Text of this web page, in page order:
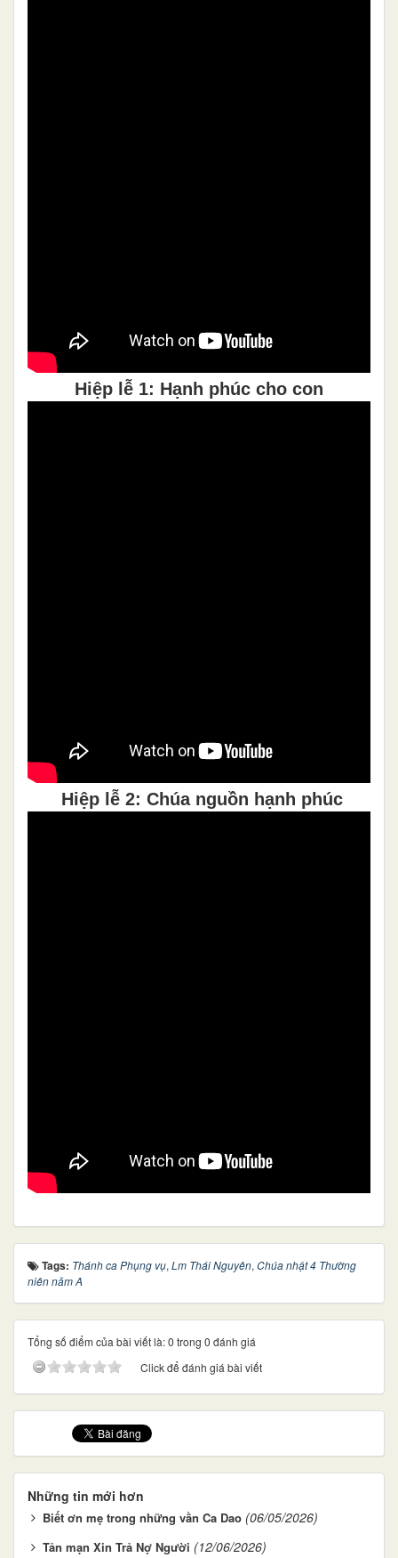
Hiệp lễ 1: Hạnh phúc cho con
Hiệp lễ 2: Chúa nguồn hạnh phúc
Tags: Thánh ca Phụng vụ, Lm Thái Nguyên, Chúa nhật 4 Thường
niên năm A
Tổng số điểm của bài viết là: 0 trong 0 đánh giá
Click để đánh giá bài viết
Những tin mới hơn
Biết ơn mẹ trong những vần Ca Dao (06/05/2026)
Tản mạn Xin Trả Nợ Người (12/06/2026)